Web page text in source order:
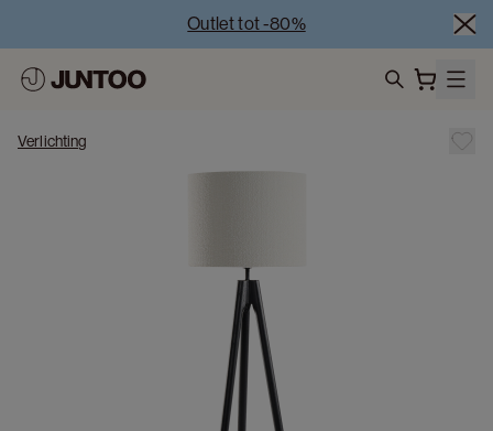
Outlet tot -80%
Outlet tot -80%
meubelstukken
Verlichting